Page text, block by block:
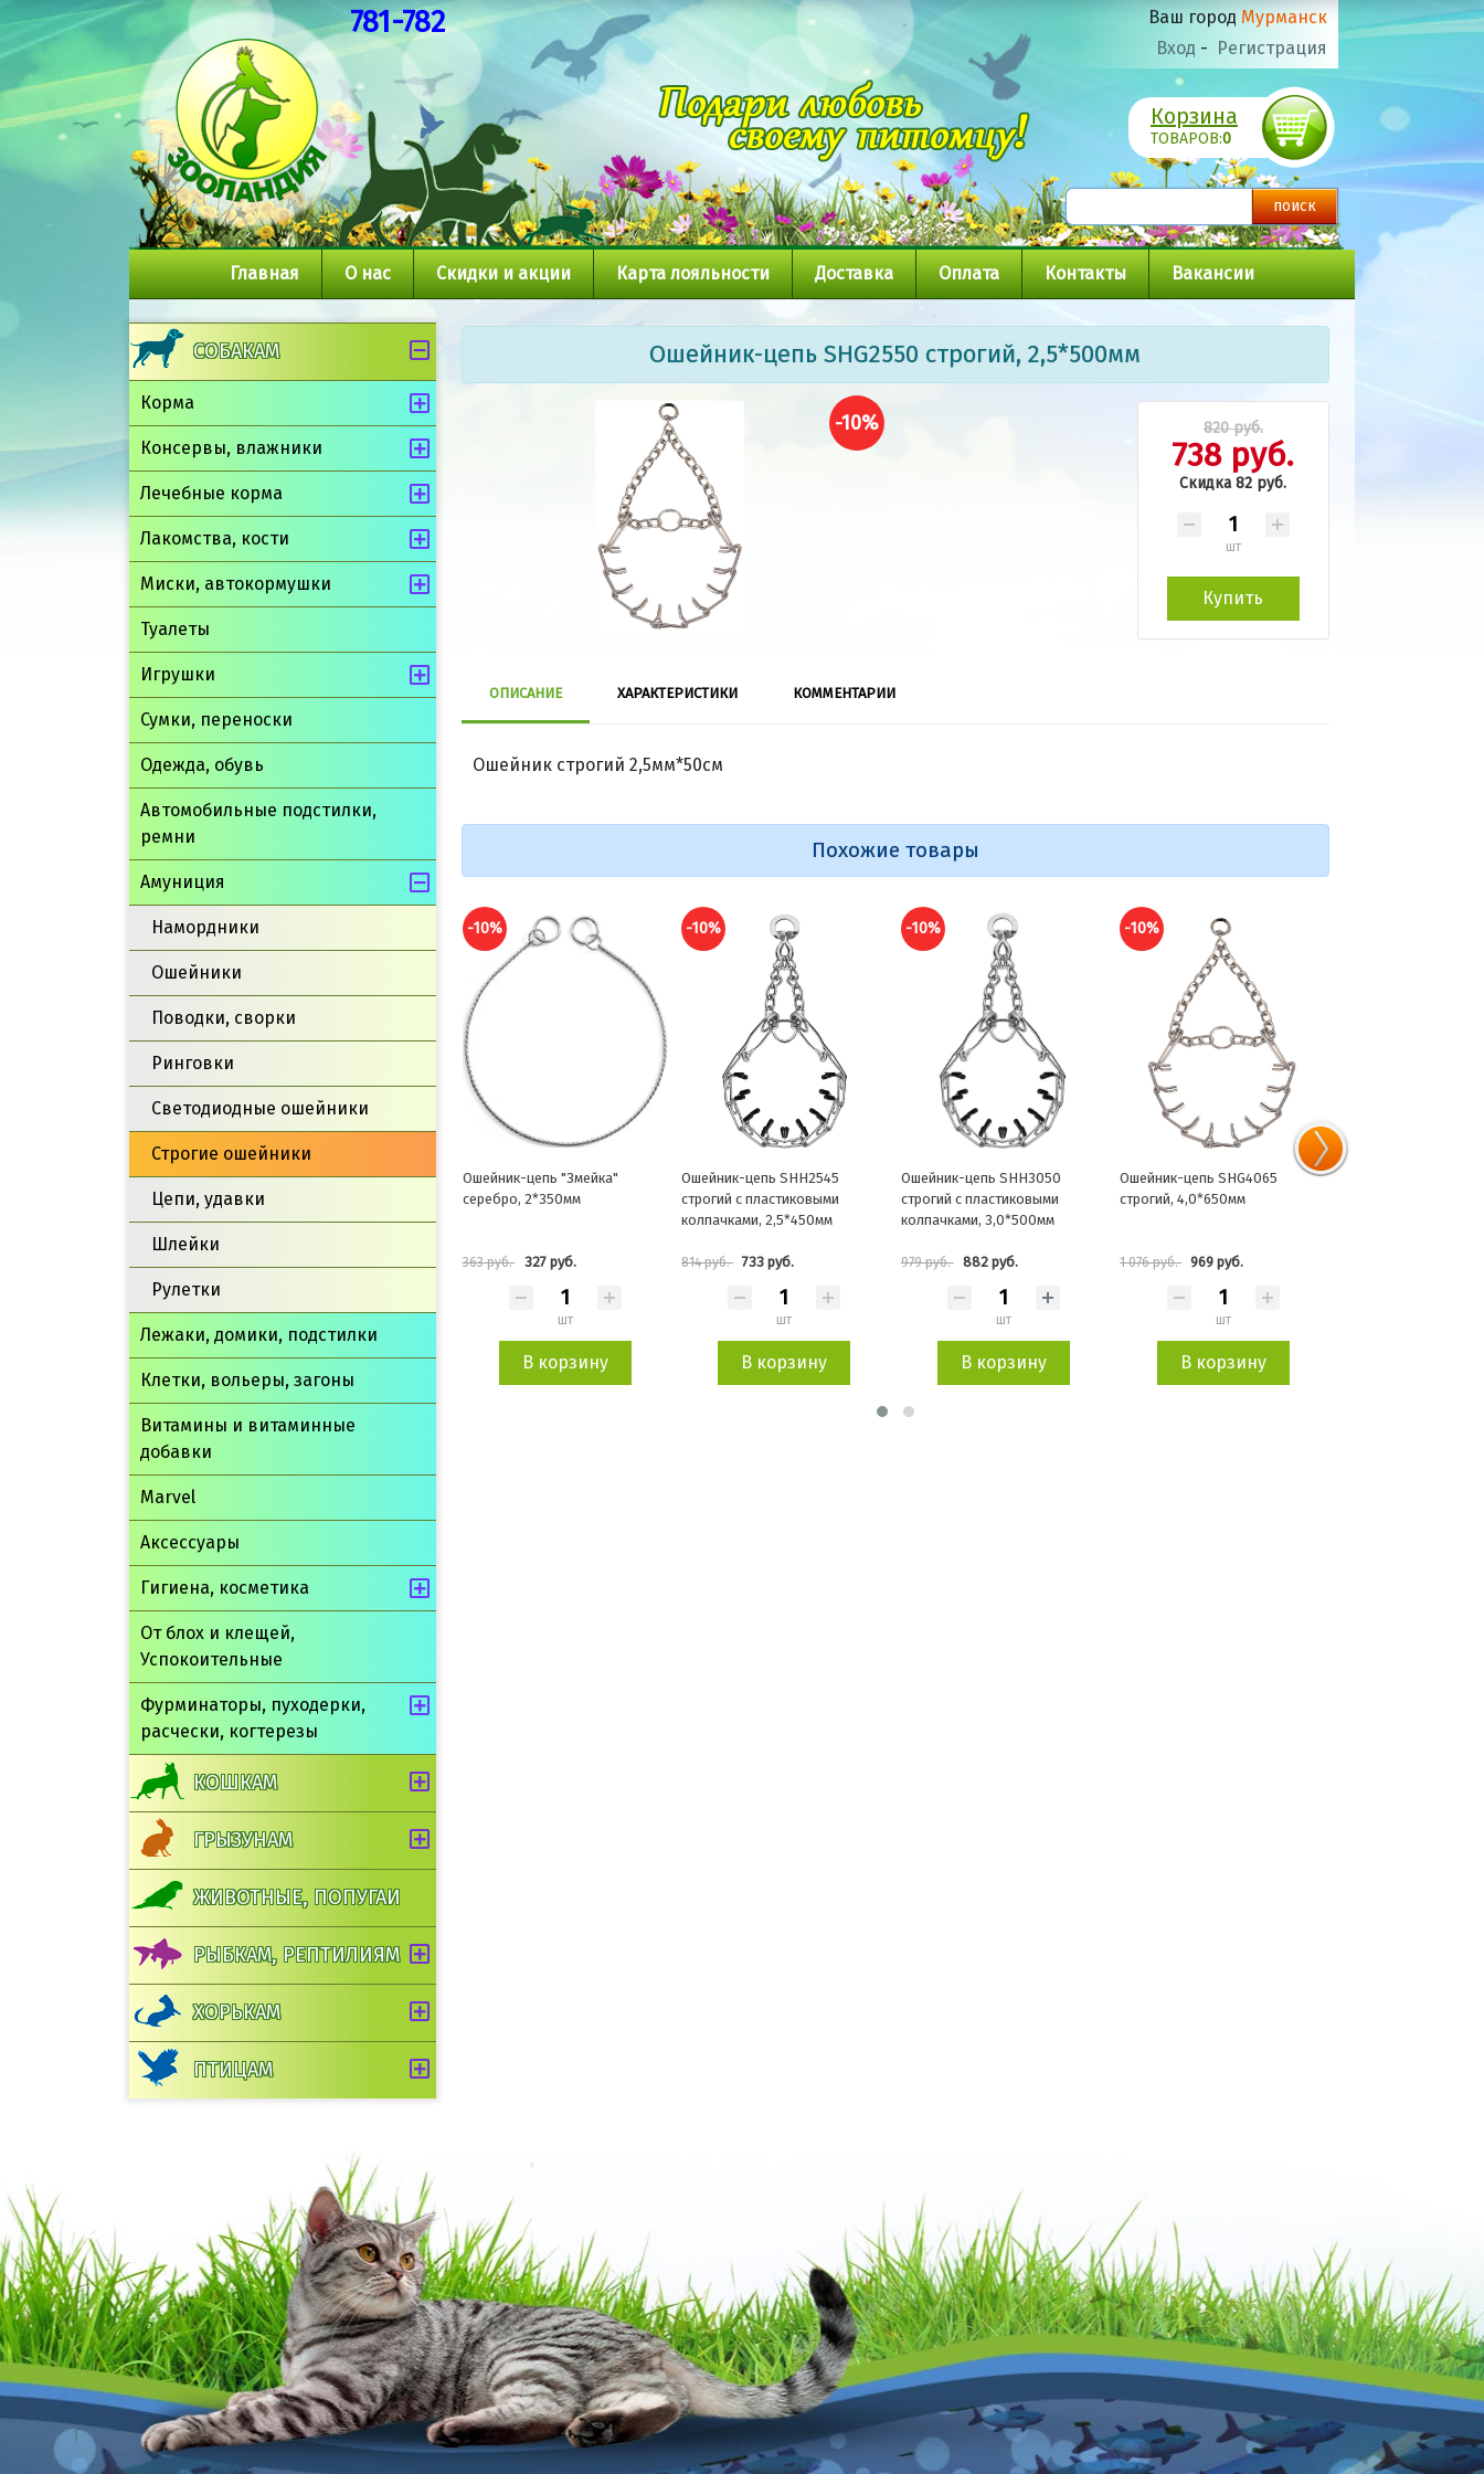
781-782 Ваш город Мурманск
Вход - Регистрация
Корзина
ТОВАРОВ:0
Главная О нас Скидки и акции Карта лояльности Доставка Оплата Контакты Вакансии
СОБАКАМ
Корма
Консервы, влажники
Лечебные корма
Лакомства, кости
Миски, автокормушки
Туалеты
Игрушки
Сумки, переноски
Одежда, обувь
Автомобильные подстилки,
ремни
Амуниция
Намордники
Ошейники
Поводки, сворки
Ринговки
Светодиодные ошейники
Строгие ошейники
Цепи, удавки
Шлейки
Рулетки
Лежаки, домики, подстилки
Клетки, вольеры, загоны
Витамины и витаминные
добавки
Marvel
Аксессуары
Гигиена, косметика
От блох и клещей,
Успокоительные
Фурминаторы, пуходерки,
расчески, когтерезы
КОШКАМ
ГРЫЗУНАМ
ЖИВОТНЫЕ, ПОПУГАИ
РЫБКАМ, РЕПТИЛИЯМ
ХОРЬКАМ
ПТИЦАМ
Ошейник-цепь SHG2550 строгий, 2,5*500мм
-10% 820 руб.
738 руб.
Скидка 82 руб.
шт
Купить
ОПИСАНИЕ ХАРАКТЕРИСТИКИ КОММЕНТАРИИ
Ошейник строгий 2,5мм*50см
Похожие товары
-10%
Ошейник-цепь "Змейка"
серебро, 2*350мм
В корзину
-10%
Ошейник-цепь SHH2545
строгий с пластиковыми
814 руб. 733 руб.
шт
В корзину
-10%
Ошейник-цепь SHH3050
строгий с пластиковыми
колпачками, 3,0*500мм
979 руб. 882 руб.
шт
В корзину
-10%
Ошейник-цепь SHG4065
строгий, 4,0*650мм
1 076 руб. 969 руб.
шт
В корзину
-10%
Ошейник-цепь SHH4060
строгий с пластиковыми
1 124 руб. 1 012 руб.
шт
В корзину